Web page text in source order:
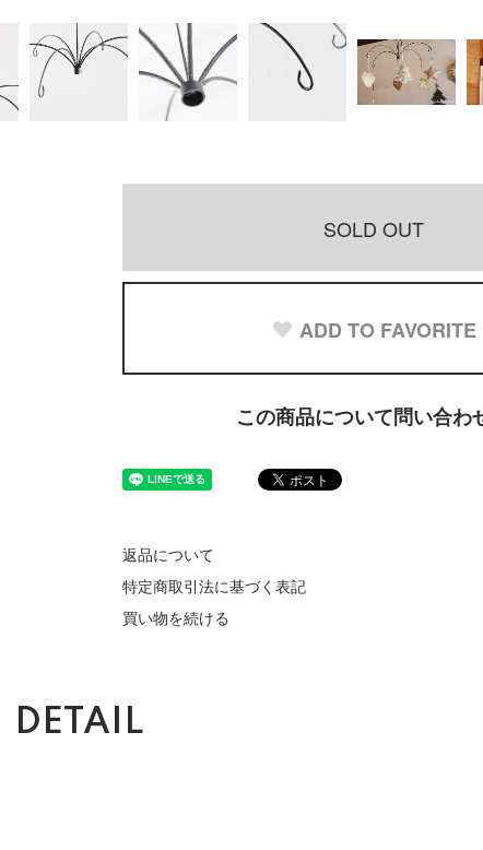
SOLD OUT
ADD TO FAVORITE
この商品について問い合わ
返品について
特定商取引法に基づく表記
買い物を続ける
DETAIL